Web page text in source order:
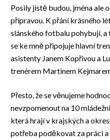
Posily jistě budou, jména ale
přípravou. K přání krásného
slánského fotbalu pohybují, a
se ke mně připojuje hlavní
asistenty Janem Kopřivou a
trenérem Martinem
Přesto, že se věnujeme
nevzpomenout na 10
která hrají v krajských a
potřeba poděkovat za práci